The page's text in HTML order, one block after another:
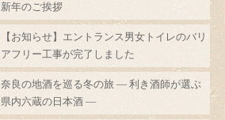
新年のご挨拶
【お知らせ】エントランス男女トイレのバリ
アフリー工事が完了しました
奈良の地酒を巡る冬の旅 ― 利き酒師が選ぶ
県内六蔵の日本酒 ―